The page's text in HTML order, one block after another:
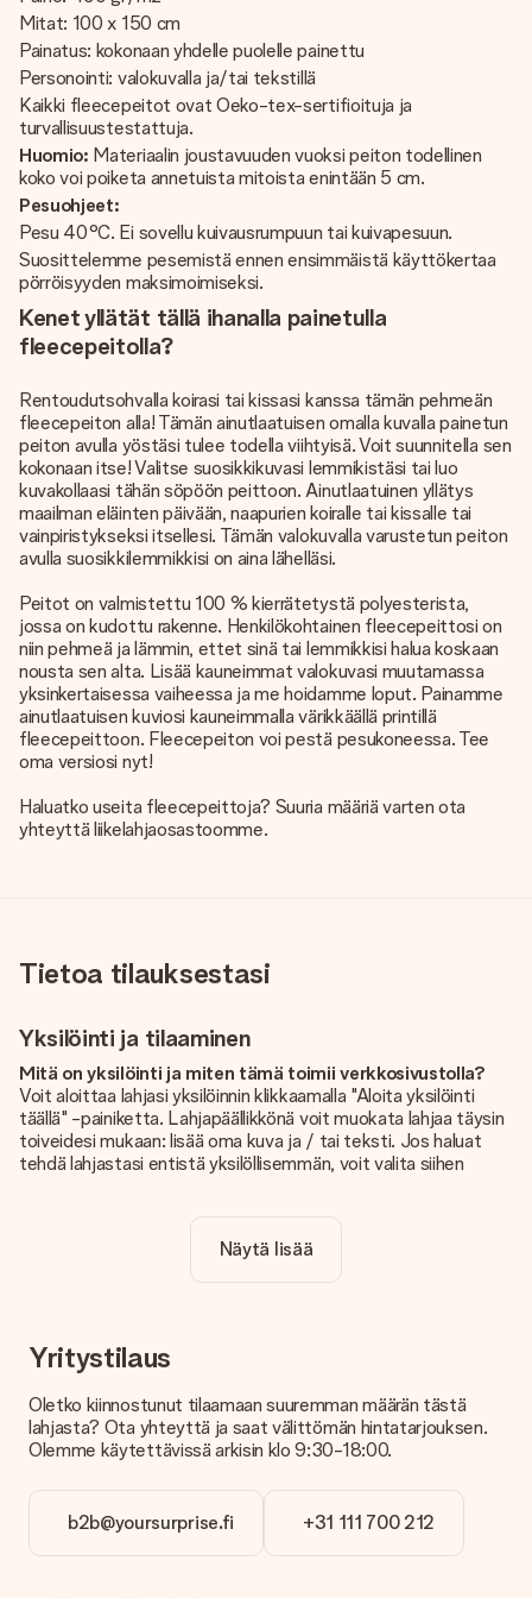
Mitat: 100 x 150 cm
Painatus: kokonaan yhdelle puolelle painettu
Personointi: valokuvalla ja/tai tekstillä
Kaikki fleecepeitot ovat Oeko-tex-sertifioituja ja
turvallisuustestattuja.
Huomio: Materiaalin joustavuuden vuoksi peiton todellinen
koko voi poiketa annetuista mitoista enintään 5 cm.
Pesuohjeet:
Pesu 40°C. Ei sovellu kuivausrumpuun tai kuivapesuun.
Suosittelemme pesemistä ennen ensimmäistä käyttökertaa
pörröisyyden maksimoimiseksi.
Kenet yllätät tällä ihanalla painetulla
fleecepeitolla?
Rentoudutsohvalla koirasi tai kissasi kanssa tämän pehmeän
fleecepeiton alla! Tämän ainutlaatuisen omalla kuvalla painetun
peiton avulla yöstäsi tulee todella viihtyisä. Voit suunnitella sen
kokonaan itse! Valitse suosikkikuvasi lemmikistäsi tai luo
kuvakollaasi tähän söpöön peittoon. Ainutlaatuinen yllätys
maailman eläinten päivään, naapurien koiralle tai kissalle tai
vainpiristykseksi itsellesi. Tämän valokuvalla varustetun peiton
avulla suosikkilemmikkisi on aina lähelläsi.
Peitot on valmistettu 100 % kierrätetystä polyesterista,
jossa on kudottu rakenne. Henkilökohtainen fleecepeittosi on
niin pehmeä ja lämmin, ettet sinä tai lemmikkisi halua koskaan
nousta sen alta. Lisää kauneimmat valokuvasi muutamassa
yksinkertaisessa vaiheessa ja me hoidamme loput. Painamme
ainutlaatuisen kuviosi kauneimmalla värikkäällä printillä
fleecepeittoon. Fleecepeiton voi pestä pesukoneessa. Tee
oma versiosi nyt!
Haluatko useita fleecepeittoja? Suuria määriä varten ota
yhteyttä liikelahjaosastoomme.
Tietoa tilauksestasi
Yksilöinti ja tilaaminen
Mitä on yksilöinti ja miten tämä toimii verkkosivustolla?
Voit aloittaa lahjasi yksilöinnin klikkaamalla "Aloita yksilöinti
täällä" -painiketta. Lahjapäällikkönä voit muokata lahjaa täysin
toiveidesi mukaan: lisää oma kuva ja / tai teksti. Jos haluat
tehdä lahjastasi entistä yksilöllisemmän, voit valita siihen
Sisältyykö yksilöinti hintaan?
Sivustolla näkyvä hinta sisältää lahjasi yksilöinnin. Hauskaa ja
Haluamme varmistaa, että olet täysin tyytyväinen lahjaasi.
Siksi on tärkeää käyttää korkealaatuisia valokuvia. Jos olet
asiakaspalvelutiimiimme ja liitä valokuva tilaamasi lahjan
mukana. He voivat sitten tarkistaa laadun puolestasi!
Voit ladata editoriin JPG- ja PNG-tiedostoja. Vai onko sinulla
kuva eri formaatissa? Ota yhteyttä asiakaspalveluun. He
auttavat sinua mielellään, jotta voit tehdä haluamasi lahjan!
Entä jos haluamasi väri tai vaihtoehto ei ole
Näytä lisää
Yritystilaus
Oletko kiinnostunut tilaamaan suuremman määrän tästä
lahjasta? Ota yhteyttä ja saat välittömän hintatarjouksen.
Olemme käytettävissä arkisin klo 9:30-18:00.
b2b@yoursurprise.fi +31 111 700 212